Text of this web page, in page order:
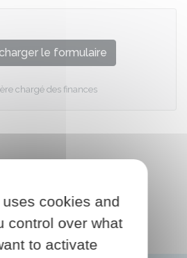
le formulaire
chargé des finances
cookies and
control over what
to activate